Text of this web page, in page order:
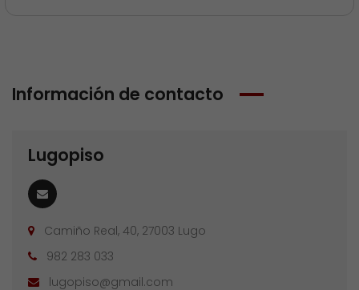
Información de contacto
Lugopiso
Camiño Real, 40, 27003 Lugo
982 283 033
lugopiso@gmail.com